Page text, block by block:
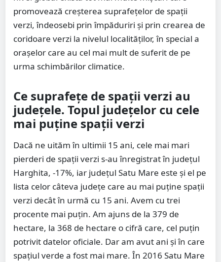
promovează creșterea suprafețelor de spații
verzi, îndeosebi prin împăduriri și prin crearea de
coridoare verzi la nivelul localităților, în special a
orașelor care au cel mai mult de suferit de pe
urma schimbărilor climatice.
Ce suprafețe de spații verzi au
județele. Topul județelor cu cele
mai puține spații verzi
Dacă ne uităm în ultimii 15 ani, cele mai mari
pierderi de spații verzi s-au înregistrat în județul
Harghita, -17%, iar județul Satu Mare este și el pe
lista celor câteva județe care au mai puține spații
verzi decât în urmă cu 15 ani. Avem cu trei
procente mai puțin. Am ajuns de la 379 de
hectare, la 368 de hectare o cifră care, cel puțin
potrivit datelor oficiale. Dar am avut ani și în care
spațiul verde a fost mai mare. În 2016 Satu Mare